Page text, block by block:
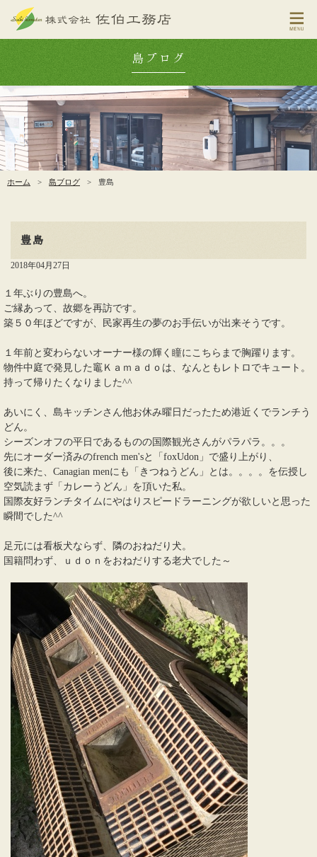
島ブログ
ホーム > 島ブログ > 豊島
豊島
2018年04月27日
１年ぶりの豊島へ。
ご縁あって、故郷を再訪です。
築５０年ほどですが、民家再生の夢のお手伝いが出来そうです。
１年前と変わらないオーナー様の輝く瞳にこちらまで胸躍ります。
物件中庭で発見した竈Ｋａｍａｄｏは、なんともレトロでキュート。
持って帰りたくなりました^^
あいにく、島キッチンさん他お休み曜日だったため港近くでランチう
どん。
シーズンオフの平日であるものの国際観光さんがパラパラ。。。
先にオーダー済みのfrench men'sと「foxUdon」で盛り上がり、
後に来た、Canagian menにも「きつねうどん」とは。。。。を伝授し
空気読まず「カレーうどん」を頂いた私。
国際友好ランチタイムにやはりスピードラーニングが欲しいと思った
瞬間でした^^
足元には看板犬ならず、隣のおねだり犬。
国籍問わず、ｕｄｏｎをおねだりする老犬でした～